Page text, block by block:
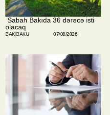
​ Sabah Bakıda 36 dərəcə isti
olacaq
BAKIBAKU 07/08/2026